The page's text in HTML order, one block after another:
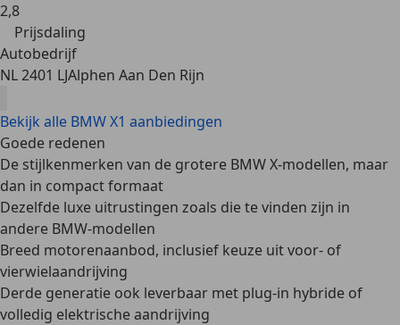
2,8
Prijsdaling
Autobedrijf
NL 2401 LJAlphen Aan Den Rijn
Bekijk alle BMW X1 aanbiedingen
Goede redenen
De stijlkenmerken van de grotere BMW X-modellen, maar
dan in compact formaat
Dezelfde luxe uitrustingen zoals die te vinden zijn in
andere BMW-modellen
Breed motorenaanbod, inclusief keuze uit voor- of
vierwielaandrijving
Derde generatie ook leverbaar met plug-in hybride of
volledig elektrische aandrijving